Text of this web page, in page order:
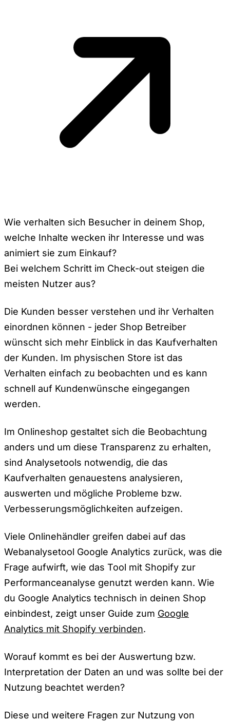
Wie verhalten sich Besucher in deinem Shop,
welche Inhalte wecken ihr Interesse und was
animiert sie zum Einkauf?
Bei welchem Schritt im Check-out steigen die
meisten Nutzer aus?
Die Kunden besser verstehen und ihr Verhalten
einordnen können - jeder Shop Betreiber
wünscht sich mehr Einblick in das Kaufverhalten
der Kunden. Im physischen Store ist das
Verhalten einfach zu beobachten und es kann
schnell auf Kundenwünsche eingegangen
werden.
Im Onlineshop gestaltet sich die Beobachtung
anders und um diese Transparenz zu erhalten,
sind Analysetools notwendig, die das
Kaufverhalten genauestens analysieren,
auswerten und mögliche Probleme bzw.
Verbesserungsmöglichkeiten aufzeigen.
Viele Onlinehändler greifen dabei auf das
Webanalysetool Google Analytics zurück, was die
Frage aufwirft, wie das Tool mit Shopify zur
Performanceanalyse genutzt werden kann. Wie
du Google Analytics technisch in deinen Shop
einbindest, zeigt unser Guide zum Google
Analytics mit Shopify verbinden.
Worauf kommt es bei der Auswertung bzw.
Interpretation der Daten an und was sollte bei der
Nutzung beachtet werden?
Diese und weitere Fragen zur Nutzung von